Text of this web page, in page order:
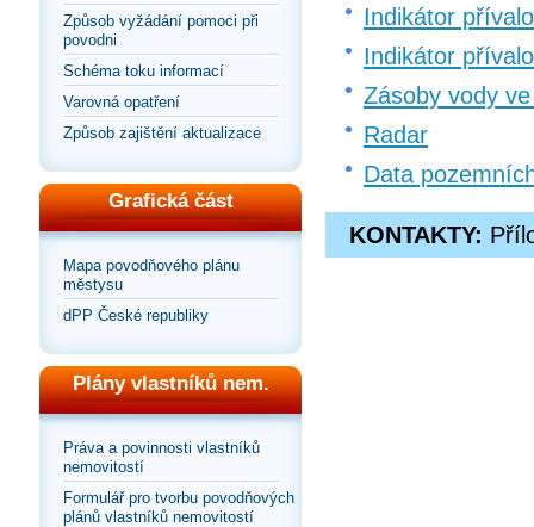
Způsob vyžádání pomoci při
povodni
Schéma toku informací
Varovná opatření
Způsob zajištění aktualizace
Grafická část
Mapa povodňového plánu
městysu
dPP České republiky
Plány vlastníků nem.
Práva a povinnosti vlastníků
nemovitostí
Formulář pro tvorbu povodňových
plánů vlastníků nemovitostí
Indikátor
Indikátor
Zásoby vody
Radar
Data
KONTAKTY: